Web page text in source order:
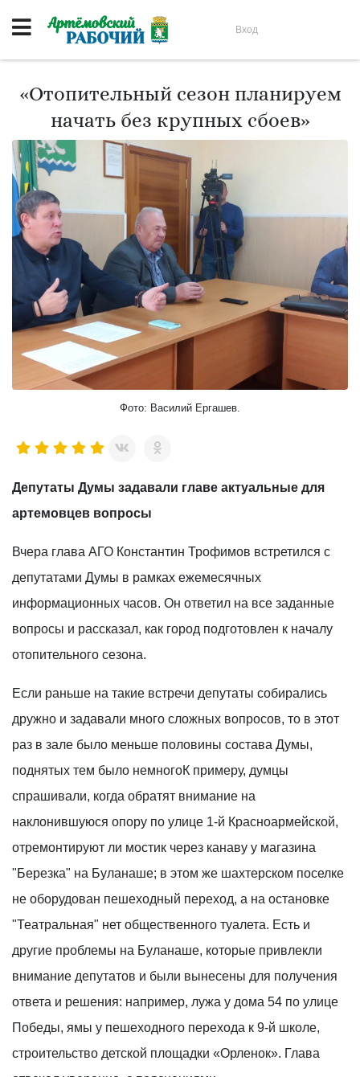
Вход
«Отопительный сезон планируем
начать без крупных сбоев»
Фото: Василий Ергашев.
Депутаты Думы задавали главе актуальные для
артемовцев вопросы
Вчера глава АГО Константин Трофимов встретился с
депутатами Думы в рамках ежемесячных
информационных часов. Он ответил на все заданные
вопросы и рассказал, как город подготовлен к началу
отопительного сезона.
Если раньше на такие встречи депутаты собирались
дружно и задавали много сложных вопросов, то в этот
раз в зале было меньше половины состава Думы,
поднятых тем было немногоК примеру, думцы
спрашивали, когда обратят внимание на
наклонившуюся опору по улице 1-й Красноармейской,
отремонтируют ли мостик через канаву у магазина
"Березка" на Буланаше; в этом же шахтерском поселке
не оборудован пешеходный переход, а на остановке
"Театральная" нет общественного туалета. Есть и
другие проблемы на Буланаше, которые привлекли
внимание депутатов и были вынесены для получения
ответа и решения: например, лужа у дома 54 по улице
Победы, ямы у пешеходного перехода к 9-й школе,
строительство детской площадки «Орленок». Глава